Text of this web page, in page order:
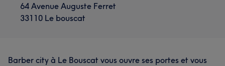
64 Avenue Auguste Ferret
33110 Le bouscat
Barber city à Le Bouscat vous ouvre ses portes et vous